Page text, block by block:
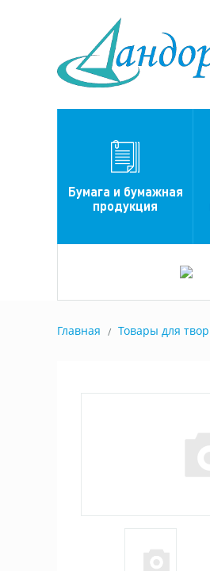
Бумага и бумажная
продукция
Главная Товары для